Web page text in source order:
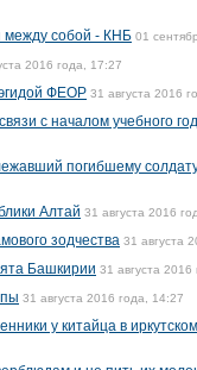
между собой - КНБ 01
2016 года, 17:27
ФЕОР 31 августа 2016
с началом учебного
погибшему
Алтай 31 августа 2016
зодчества 31 августа
Башкирии 31 августа 2016
31 августа 2016 года, 14:27
у китайца в